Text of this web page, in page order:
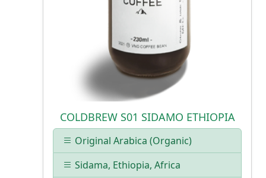
COLDBREW S01 SIDAMO ETHIOPIA
Original Arabica (Organic)
Sidama, Ethiopia, Africa